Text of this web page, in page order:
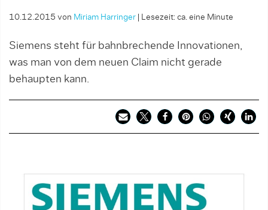
10.12.2015 von Miriam Harringer Lesezeit: ca. eine Minute
Siemens steht für bahnbrechende Innovationen,
was man von dem neuen Claim nicht gerade
behaupten kann.